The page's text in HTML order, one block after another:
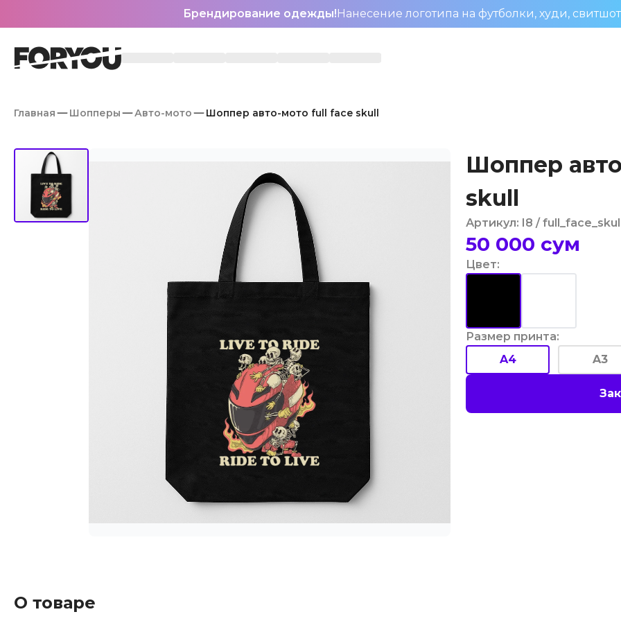
Брендирование одежды!Нанесение логотипа на футболки, худи,
Главная Шопперы Авто-мото Шоппер авто-мото full face skull
Шоппер
skull
Артикул: I8 /
50 000 сум
Цвет:
Размер принта:
A4
A3
О товаре